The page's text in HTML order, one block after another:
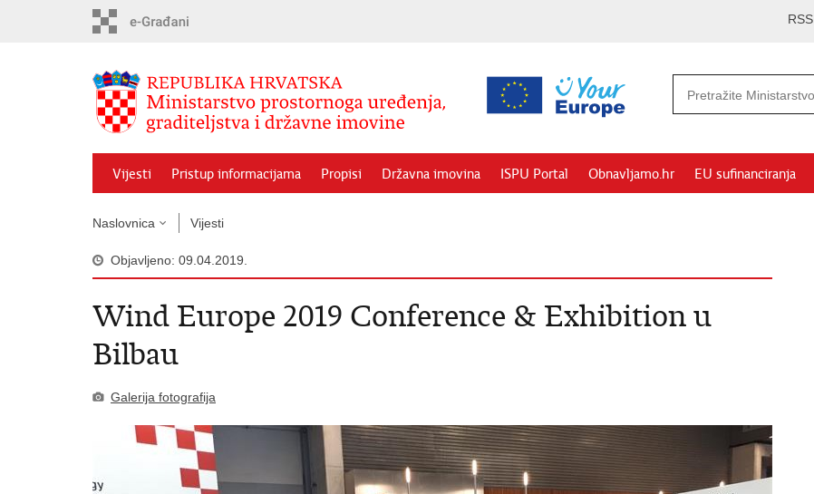
RSS
Vijesti Pristup informacijama Propisi Državna imovina ISPU Portal Obnavljamo.hr EU sufinanciranja
Naslovnica Vijesti
Objavljeno: 09.04.2019.
Wind Europe 2019 Conference & Exhibition u
Bilbau
Galerija fotografija